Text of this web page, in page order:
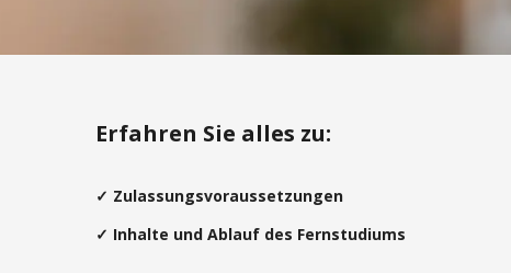
Erfahren Sie alles zu:
✓ Zulassungsvoraussetzungen
✓ Inhalte und Ablauf des Fernstudiums